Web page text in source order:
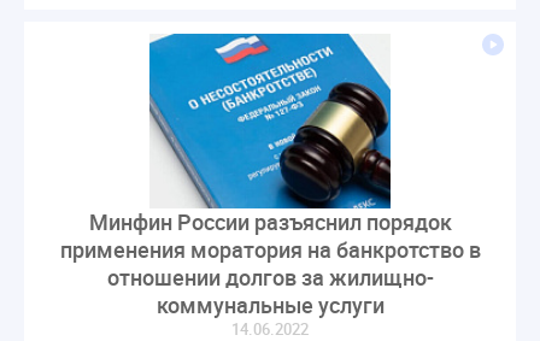
Минфин России разъяснил порядок
применения моратория на банкротство в
отношении долгов за жилищно-
коммунальные услуги
14.06.2022